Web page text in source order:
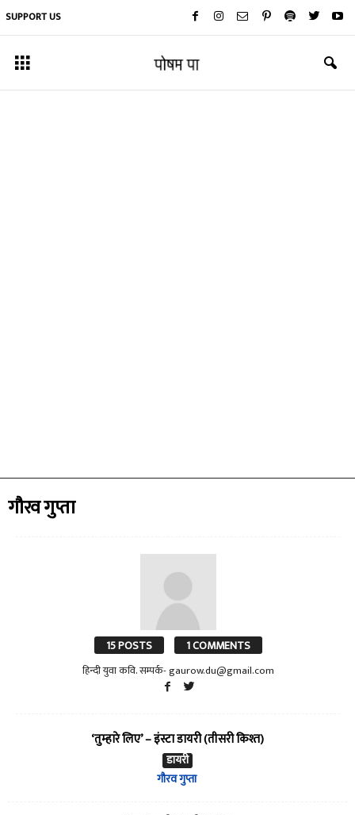
SUPPORT US
गौरव गुप्ता
15 POSTS 1 COMMENTS
हिन्दी युवा कवि. सम्पर्क-gaurow.du@gmail.com
‘तुम्हारे लिए’ – इंस्टा डायरी (तीसरी किश्त)
डायरी
गौरव गुप्ता